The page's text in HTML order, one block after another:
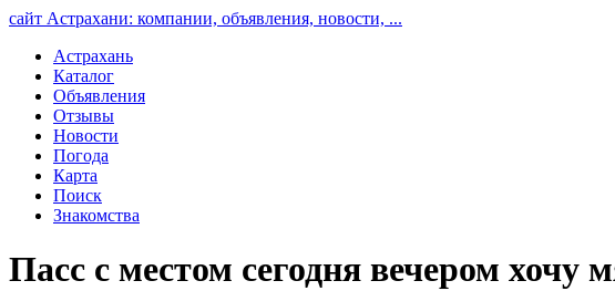
сайт Астрахани: компании, объявления, новости, ...
Астрахань
Каталог
Объявления
Отзывы
Новости
Погода
Карта
Поиск
Знакомства
Пасс с местом сегодня вечером хочу